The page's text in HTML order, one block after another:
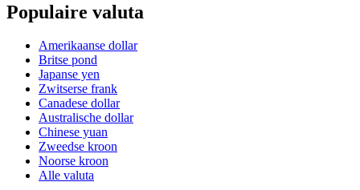
Populaire valuta
Amerikaanse dollar
Britse pond
Japanse yen
Zwitserse frank
Canadese dollar
Australische dollar
Chinese yuan
Zweedse kroon
Noorse kroon
Alle valuta